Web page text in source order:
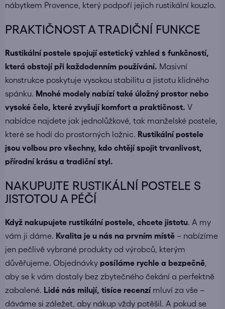
nábytkem Provence , který podpoří jejich rustikální kouzlo.
PRAKTIČNOST A TRADIČNÍ FUNKCE
Rustikální postele spojují estetický vzhled s funkčností,
která obstojí při každodenním používání. Masivní
konstrukce poskytuje vysokou stabilitu a jistotu klidného
spánku. Mnohé modely nabízí také úložný prostor nebo
vysoké čelo, které zvyšují komfort a praktičnost. V
nabídce najdete jak jednolůžkové , tak manželské postele
které se hodí do prostorných ložnic. Rustikální postele
jsou volbou pro všechny, kdo chtějí spojit trvanlivost,
přírodní krásu a tradiční styl.
NAKUPUJTE RUSTIKÁLNÍ POSTELE S
JISTOTOU A PÉČÍ
Když nakupujete rustikální postele, chcete jistotu. A my
vám ji dáme. Kvalita je u nás na prvním místě – nabízíme
jen pečlivě vybrané produkty od výrobců, kterým
důvěřujeme. Objednávky posíláme rychle a bezpečně
aby se k vám dostaly bez zbytečného čekání a perfektně
zabalené. Lidé nás milují, tisíce recenzímluví za vše –
dáváme si záležet, aby nákup vždy potěšil. A pokud se